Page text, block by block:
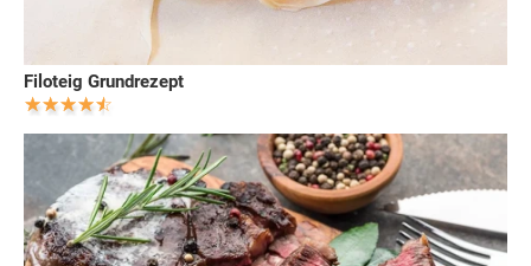
Filoteig Grundrezept